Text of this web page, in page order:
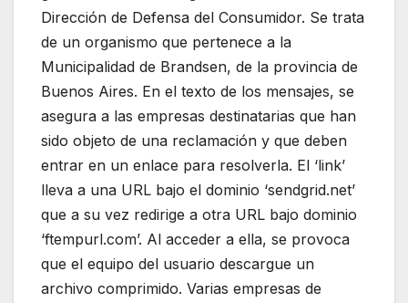
Dirección de Defensa del Consumidor. Se trata
de un organismo que pertenece a la
Municipalidad de Brandsen, de la provincia de
Buenos Aires. En el texto de los mensajes, se
asegura a las empresas destinatarias que han
sido objeto de una reclamación y que deben
entrar en un enlace para resolverla. El ‘link’
lleva a una URL bajo el dominio ‘sendgrid.net’
que a su vez redirige a otra URL bajo dominio
‘ftempurl.com’. Al acceder a ella, se provoca
que el equipo del usuario descargue un
archivo comprimido. Varias empresas de